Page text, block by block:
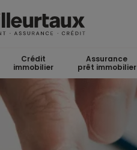
Crédit
immobilier
Assurance
prêt immobilier